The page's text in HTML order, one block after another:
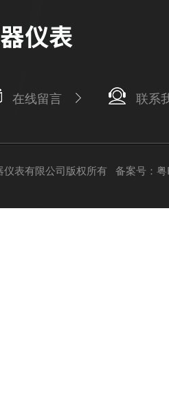
在线留言 联系
仪表有限公司版权所有 备案号：